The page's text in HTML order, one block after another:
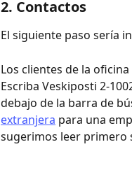
2. Contactos
El siguiente paso sería
Los clientes de la
Escriba Veskiposti 2-
debajo de la barra de
extranjera para una
sugerimos leer primero